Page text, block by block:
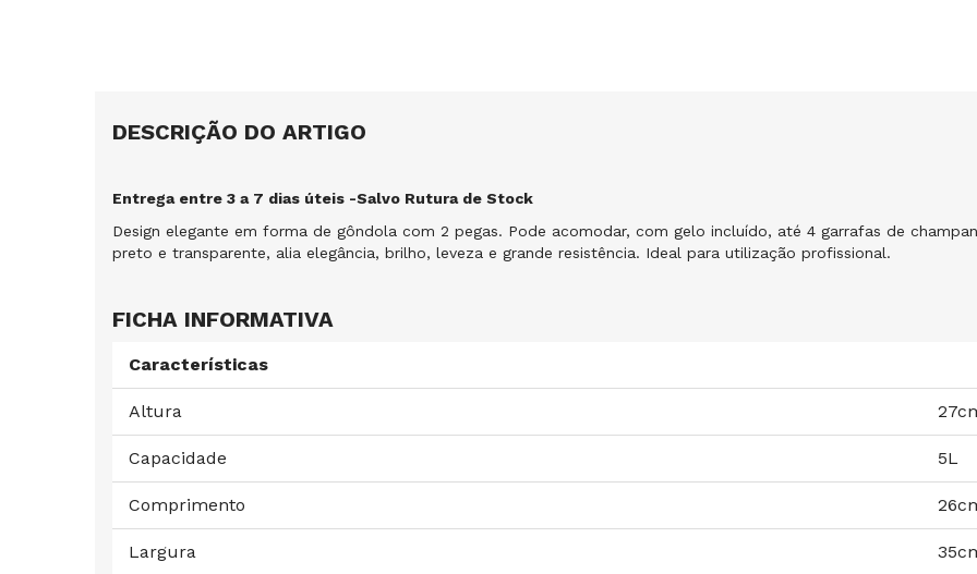
DESCRIÇÃO DO ARTIGO
Entrega entre 3 a 7 dias úteis -Salvo Rutura de Stock
Design elegante em forma de gôndola com 2 pegas. Pode acomodar, com gelo incluído, até 4 garrafas de
preto e transparente, alia elegância, brilho, leveza e grande resistência. Ideal para utilização profissional.
FICHA INFORMATIVA
Características
Altura
Capacidade 5L
Comprimento
Largura